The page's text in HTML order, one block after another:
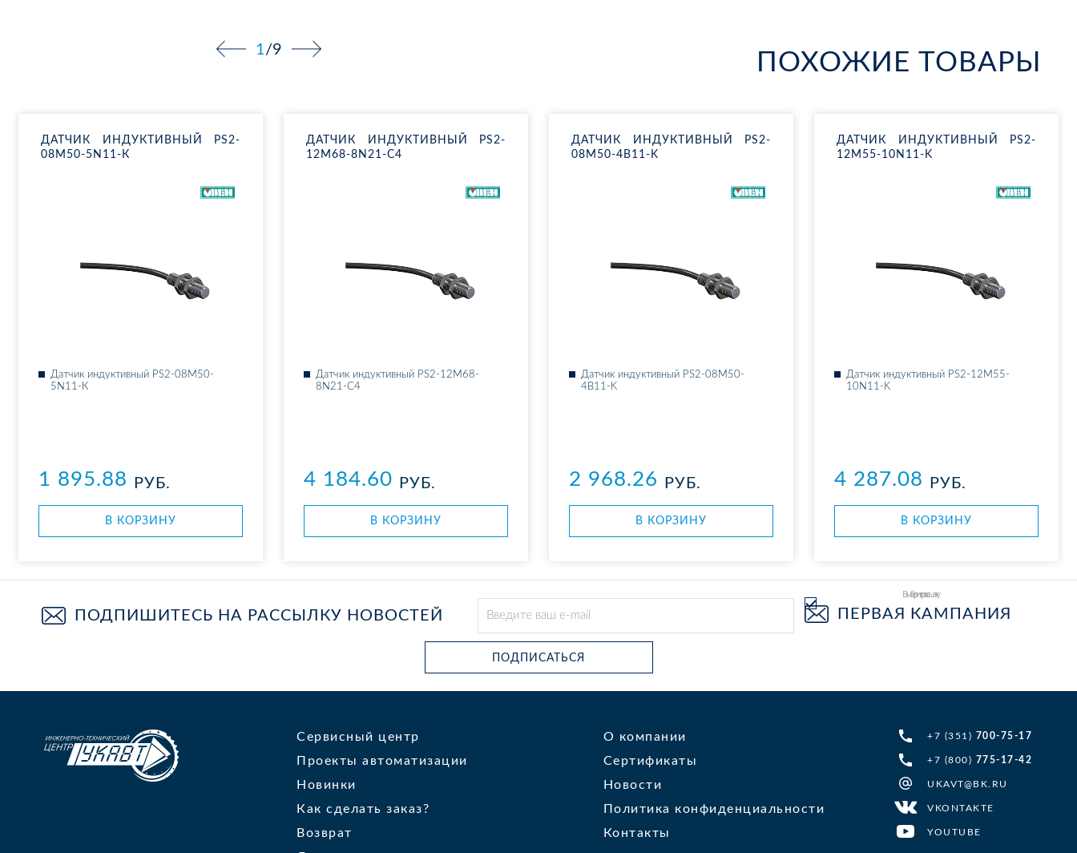
ПОХОЖИЕ ТОВАРЫ
1/9
ДАТ­ЧИК ИН­ДУК­ТИВ­НЫЙ PS2-
08M50-5N11-К
Дат­чик ин­дук­тив­ный PS2-08M50-
5N11-К
1 895.88 РУБ.
В КОР­ЗИ­НУ
ДАТ­ЧИК ИН­ДУК­ТИВ­НЫЙ PS2-
12M68-8N21-C4
Дат­чик ин­дук­тив­ный PS2-12M68-
8N21-C4
4 184.60 РУБ.
В КОР­ЗИ­НУ
ДАТ­ЧИК ИН­ДУК­ТИВ­НЫЙ PS2-
08M50-4B11-K
Дат­чик ин­дук­тив­ный PS2-08M50-
4B11-K
2 968.26 РУБ.
В КОР­ЗИ­НУ
ДАТ­ЧИК ИН­ДУК­ТИВ­НЫЙ PS2-
12M55-10N11-K
Дат­чик ин­дук­тив­ный PS2-12M55-
10N11-K
4 287.08 РУБ.
В КОР­ЗИ­НУ
ПОДПИШИТЕСЬ НА РАССЫЛКУ НОВОСТЕЙ
Выберите рассылку
ПЕРВАЯ КАМПАНИЯ
ПОДПИСАТЬСЯ
+7 (351) 700-75-17
+7 (800) 775-17-42
UKAVT@BK.RU
VKONTAKTE
YOUTUBE
Сервисный центр
Проекты автоматизации
Новинки
Как сделать заказ?
Возврат
О компании
Сертификаты
Новости
Политика конфиденциальности
Контакты